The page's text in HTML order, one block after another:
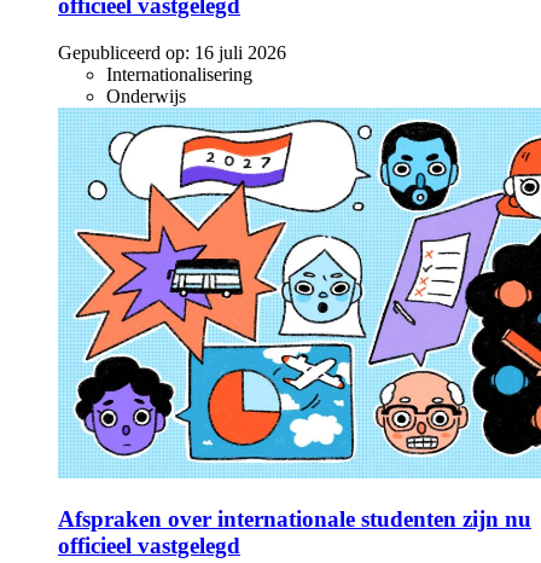
officieel vastgelegd
Gepubliceerd op: 16 juli 2026
Internationalisering
Onderwijs
Afspraken over internationale studenten zijn nu
officieel vastgelegd